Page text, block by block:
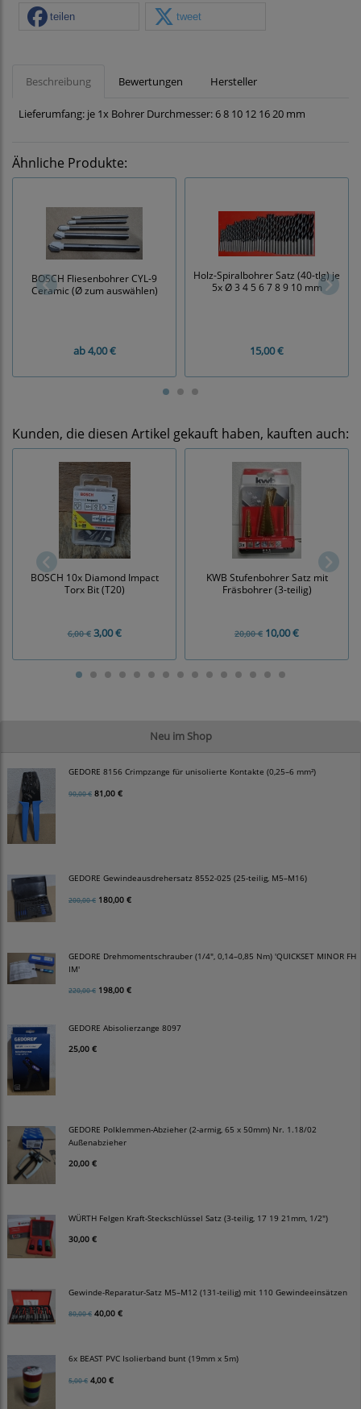
Neu im Shop
GEDORE 8156 Crimpzange für unisolierte Kontakte (0,25–6 mm²)
90,00 € 81,00 €
GEDORE Gewindeausdrehersatz 8552-025 (25-teilig, M5–M16)
200,00 € 180,00 €
GEDORE Drehmomentschrauber (1/4", 0,14–0,85 Nm) 'QUICKSET MINOR FH
IM'
220,00 € 198,00 €
GEDORE Abisolierzange 8097
25,00 €
GEDORE Polklemmen-Abzieher (2-armig, 65 x 50mm) Nr. 1.18/02
Außenabzieher
20,00 €
WÜRTH Felgen Kraft-Steckschlüssel Satz (3-teilig, 17 19 21mm, 1/2")
30,00 €
Gewinde-Reparatur-Satz M5–M12 (131-teilig) mit 110 Gewindeeinsätzen
80,00 € 40,00 €
6x BEAST PVC Isolierband bunt (19mm x 5m)
5,00 € 4,00 €
teilen tweet
Beschreibung Bewertungen Hersteller
Lieferumfang: je 1x Bohrer Durchmesser: 6 8 10 12 16 20 mm
Ähnliche Produkte:
BOSCH Fliesenbohrer CYL-9
Ceramic (Ø zum auswählen)
ab4,00 €
Holz-Spiralbohrer Satz (40-tlg) je
5x Ø 3 4 5 6 7 8 9 10 mm
15,00 €
Kunden, die diesen Artikel gekauft haben, kauften auch:
BOSCH 10x Diamond Impact
Torx Bit (T20)
6,00 €3,00 €
KWB Stufenbohrer Satz mit
Fräsbohrer (3-teilig)
20,00 € 10,00 €